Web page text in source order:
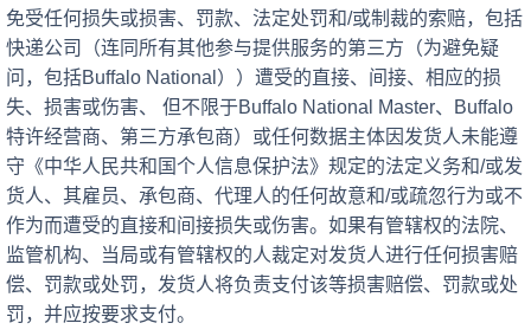
免受任何损失或损害、罚款、法定处罚和/或制裁的索赔，包括
快递公司（连同所有其他参与提供服务的第三方（为避免疑
问，包括Buffalo National））遭受的直接、间接、相应的损
失、损害或伤害、 但不限于Buffalo National Master、Buffalo
特许经营商、第三方承包商）或任何数据主体因发货人未能遵
守《中华人民共和国个人信息保护法》 规定的法定义务和/或发
货人、其雇员、承包商、代理人的任何故意和/或疏忽行为或不
作为而遭受的直接和间接损失或伤害。如果有管辖权的法院、
监管机构、当局或有管辖权的人裁定对发货人进行任何损害赔
偿、罚款或处罚，发货人将负责支付该等损害赔偿、罚款或处
罚，并应按要求支付。